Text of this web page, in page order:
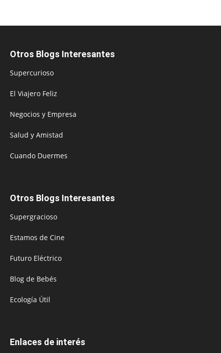
Otros Blogs Interesantes
Supercurioso
El Viajero Feliz
Negocios y Empresa
Salud y Amistad
Cuando Duermes
Otros Blogs Interesantes
Supergracioso
Estamos de Cine
Futuro Eléctrico
Blog de Bebés
Ecología Útil
Enlaces de interés